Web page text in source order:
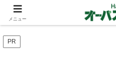
ショートカットとボブスタイルのお客
太
PR
メニュー